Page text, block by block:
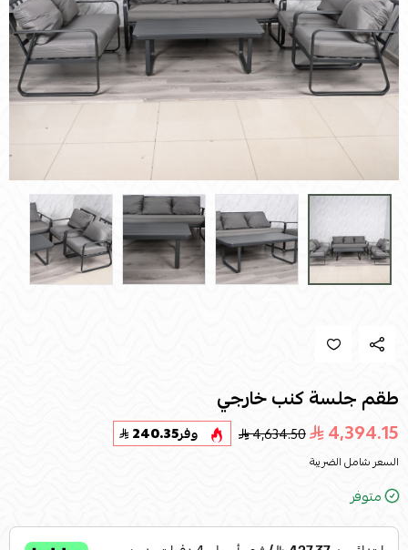
طقم جلسة كنب خارجي
4,394.15
4,634.50 وفر240.35
السعر شامل الضريبة
متوفر